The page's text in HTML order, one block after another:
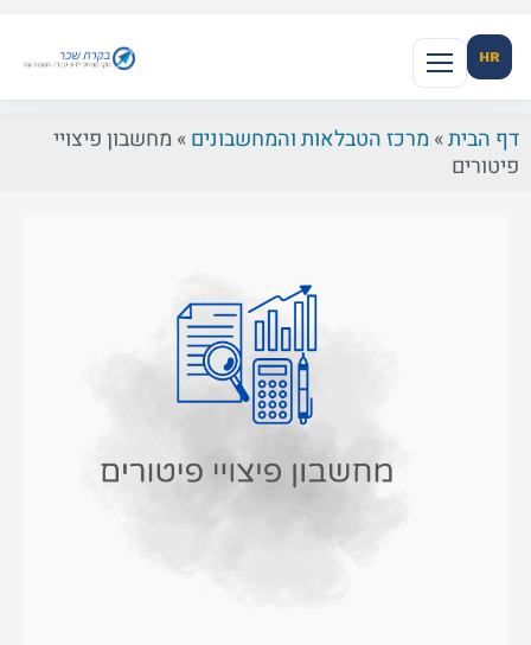
HR
דף הבית» מרכז הטבלאות והמחשבונים» מחשבון פיצויי
פיטורים